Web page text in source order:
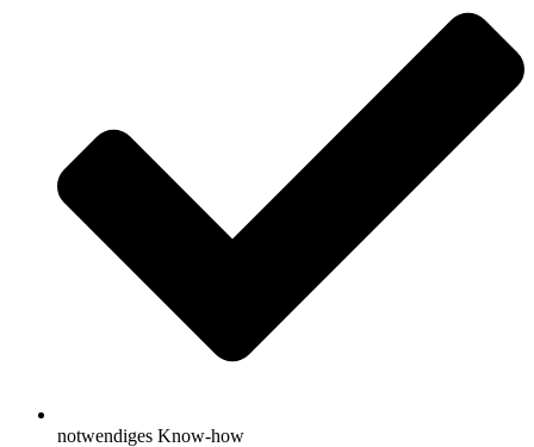
notwendiges Know-how